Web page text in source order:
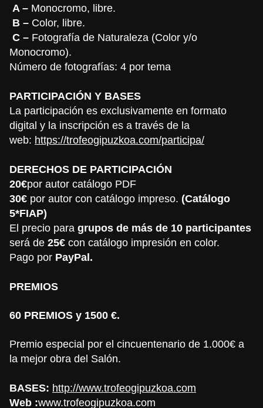
A – Monocromo, libre.
B – Color, libre.
C – Fotografía de Naturaleza (Color y/o
Monocromo).
Número de fotografías: 4 por tema
PARTICIPACIÓN Y BASES
La participación es exclusivamente en formato
digital y la inscripción es a través de la
web: https://trofeogipuzkoa.com/participa/
DERECHOS DE PARTICIPACIÓN
20€por autor catálogo PDF
30€ por autor con catálogo impreso. (Catálogo
5*FIAP)
El precio para grupos de más de 10 participantes
será de 25€ con catálogo impresión en color.
Pago por PayPal.
PREMIOS
60 PREMIOS y 1500 €.
Premio especial por el cincuentenario de 1.000€ a
la mejor obra del Salón.
BASES: http://www.trofeogipuzkoa.com
Web :www.trofeogipuzkoa.com